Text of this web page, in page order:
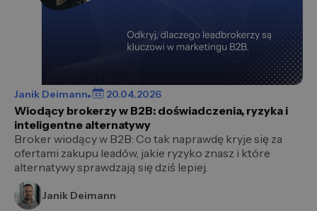
Janik Deimann 20.04.2026
Wiodący brokerzy w B2B: doświadczenia, ryzyka i
inteligentne alternatywy
Broker wiodący w B2B: Co tak naprawdę kryje się za
ofertami zakupu leadów, jakie ryzyko znasz i które
alternatywy sprawdzają się dziś lepiej.
Janik Deimann